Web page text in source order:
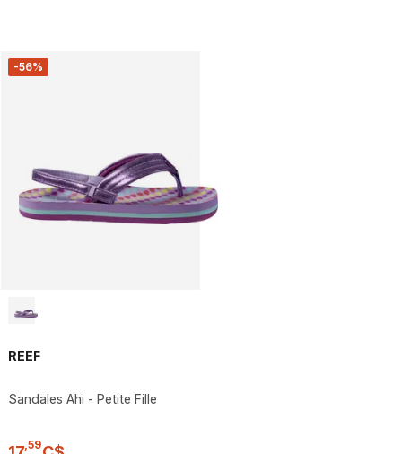
-56%
REEF
Sandales Ahi - Petite Fille
,59